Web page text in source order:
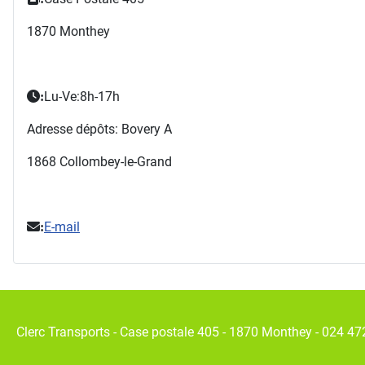
1870 Monthey
:Lu-Ve:8h-17h
Adresse dépôts: Bovery A
1868 Collombey-le-Grand
:E-mail
Clerc Transports - Case postale 405 - 1870 Monthey - 024